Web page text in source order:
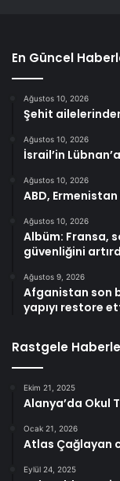
En Güncel
Ağustos 10, 2026
Şehit
Ağustos 10, 2026
İsrail’in
Ağustos 10, 2026
ABD,
Ağustos 10, 2026
Albüm: Fransa,
güvenliğini
Ağustos 9, 2026
Afganistan son
yapıyı restore
Rastgele
Ekim 21, 2025
Alanya’da Okul
Ocak 21, 2026
Atlas Çağlayan
Eylül 24, 2025